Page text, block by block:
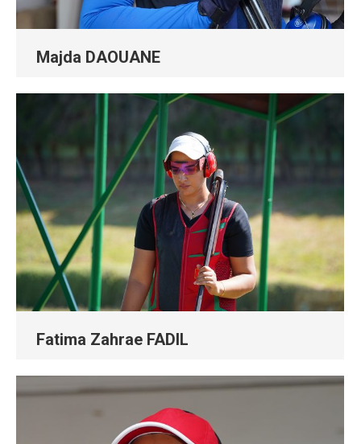
Majda DAOUANE
Fatima Zahrae FADIL